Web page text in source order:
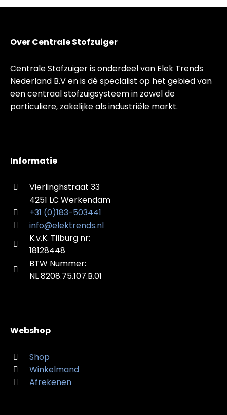
Over Centrale Stofzuiger
Centrale Stofzuiger is onderdeel van Elek Trends
Nederland B.V en is dé specialist op het gebied van
een centraal stofzuigsysteem in zowel de
particuliere, zakelijke als industriële markt.
Informatie
Vierlinghstraat 33
4251 LC Werkendam
+31 (0)183-503441
info@elektrends.nl
K.v.K. Tilburg nr:
18128448
BTW Nummer:
NL 8208.75.107.B.01
Webshop
Shop
Winkelmand
Afrekenen